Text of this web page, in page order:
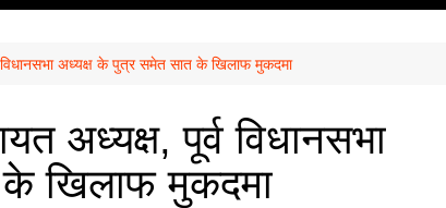
विधानसभा अध्यक्ष के पुत्र समेत सात के खिलाफ मुकदमा
अध्यक्ष, पूर्व विधानसभा
खिलाफ मुकदमा